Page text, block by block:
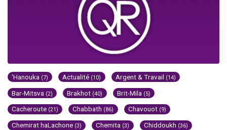
'Hanouka (7) Actualité (10) Argent & Travail (14)
Bar-Mitsva (2) Brakhot (40) Brit-Mila (5)
Cacheroute (21) Chabbath (86) Chavouot (9)
Chemirat haLachone (3) Chemita (3) Chiddoukh (36)